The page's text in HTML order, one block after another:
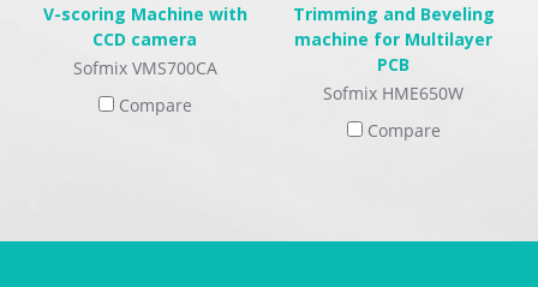
V-scoring Machine with
CCD camera
Sofmix VMS700CA
Compare
Trimming and Beveling
machine for Multilayer
PCB
Sofmix HME650W
Compare